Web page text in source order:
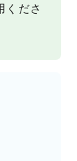
くださ